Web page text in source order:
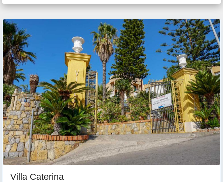
Villa Caterina